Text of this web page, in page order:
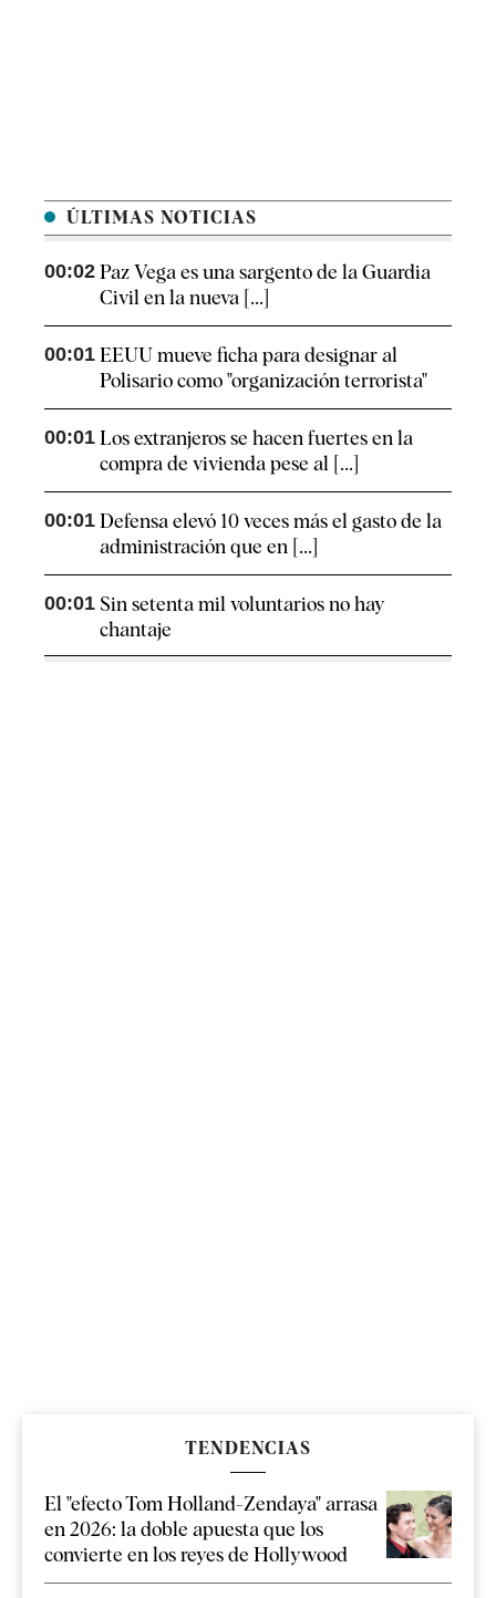
ÚLTIMAS NOTICIAS
00:02 Paz Vega es una sargento de la Guardia
Civil en la nueva [...]
00:01 EEUU mueve ficha para designar al
Polisario como "organización terrorista"
00:01 Los extranjeros se hacen fuertes en la
compra de vivienda pese al [...]
00:01 Defensa elevó 10 veces más el gasto de la
administración que en [...]
00:01 Sin setenta mil voluntarios no hay
chantaje
TENDENCIAS
El "efecto Tom Holland-Zendaya" arrasa
en 2026: la doble apuesta que los
convierte en los reyes de Hollywood